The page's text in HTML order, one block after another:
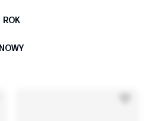
ROK
NOWY